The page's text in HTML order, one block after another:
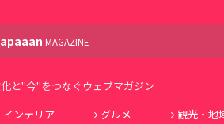
MAGAZINE
と"今"をつなぐウェブマガジン
ンテリア グルメ 観光・地